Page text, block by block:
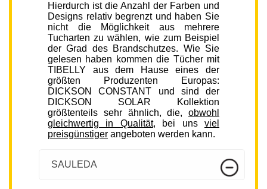
Hierdurch ist die Anzahl der Farben und
Designs relativ begrenzt und haben Sie
nicht die Möglichkeit aus mehrere
Tucharten zu wählen, wie zum Beispiel
der Grad des Brandschutzes. Wie Sie
gelesen haben kommen die Tücher mit
TIBELLY aus dem Hause eines der
größten Produzenten Europas:
DICKSON CONSTANT und sind der
DICKSON SOLAR Kollektion
größtenteils sehr ähnlich, die, obwohl
gleichwertig in Qualität, bei unsviel
preisgünstiger angeboten werden kann.
SAULEDA